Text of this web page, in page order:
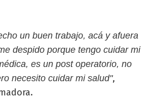
un buen trabajo, acá y afuera
despido porque tengo cuidar mi
es un post operatorio, no
necesito cuidar mi salud",